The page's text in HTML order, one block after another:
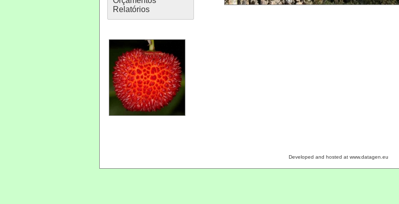
Relatórios
Developed and hosted at www.datagen.eu